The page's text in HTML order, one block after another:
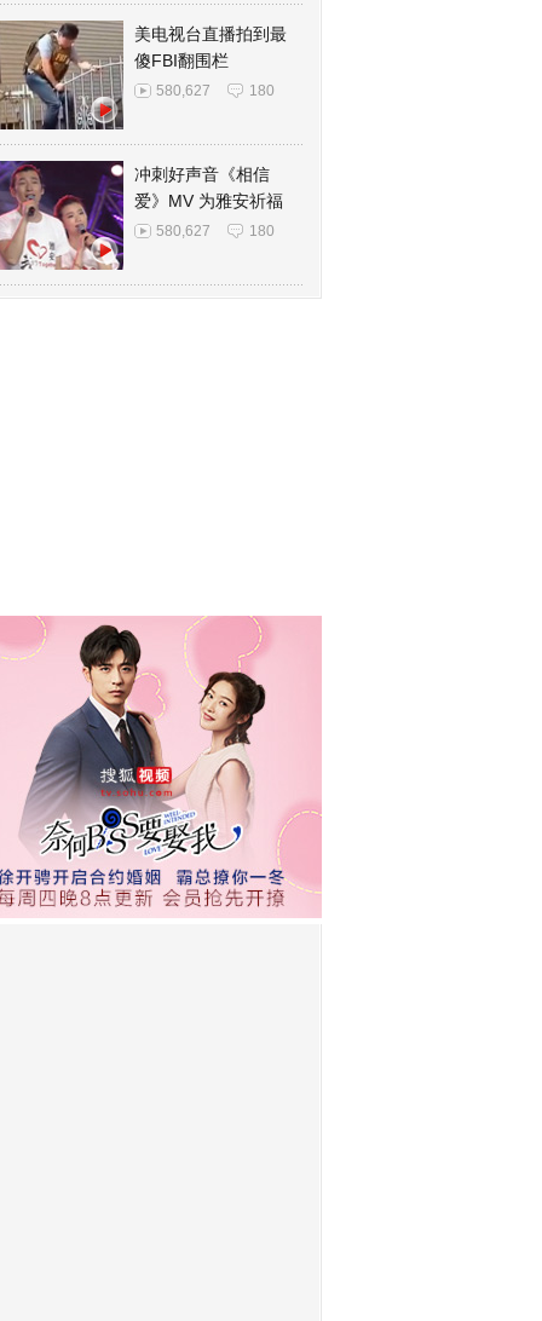
美电视台直播拍到最
傻FBI翻围栏
580,627 180
冲刺好声音《相信
爱》MV 为雅安祈福
580,627 180